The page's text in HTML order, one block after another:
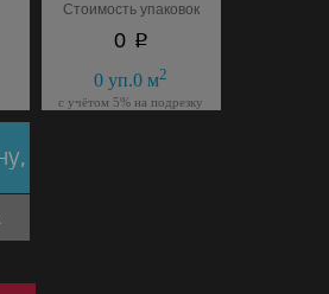
Стоимость упаковок
0 p
0 уп.0 м2
с учётом 5% на подрезку